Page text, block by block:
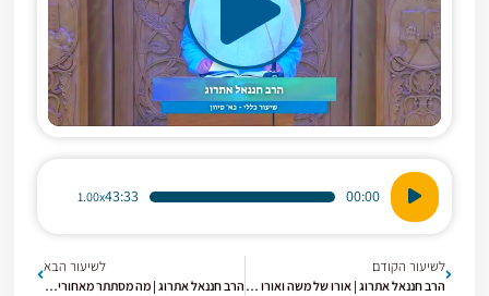
נגן
אודיו
00:00
43:33
1.00x
לשיעור הקודם
הרב חננאל אתרוג | אורו של משה ואורו של משיח | מסכת קידושין [5] | י"ד סיון
לשיעור הבא
הרב חננאל אתרוג | מה מסתתר מאחורי המסכה של קורח? | מסכת קידושין [7] | כ"ח סיון